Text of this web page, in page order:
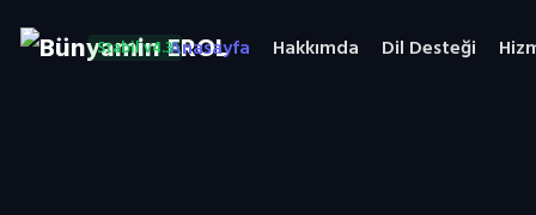
Stabil v4.3Anasayfa Hakkımda Dil Desteği